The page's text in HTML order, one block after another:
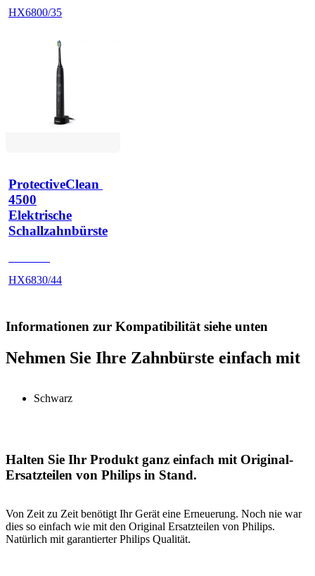
HX6800/35
ProtectiveClean
4500
Elektrische
Schallzahnbürste
HX6830/44
Informationen zur Kompatibilität siehe unten
Nehmen Sie Ihre Zahnbürste einfach mit
Schwarz
Halten Sie Ihr Produkt ganz einfach mit Original-
Ersatzteilen von Philips in Stand.
Von Zeit zu Zeit benötigt Ihr Gerät eine Erneuerung. Noch nie war
dies so einfach wie mit den Original Ersatzteilen von Philips.
Natürlich mit garantierter Philips Qualität.